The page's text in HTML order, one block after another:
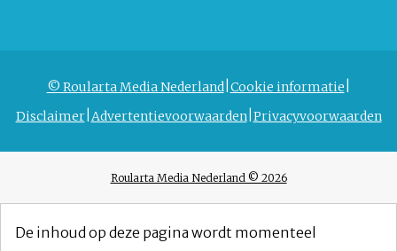
© Roularta Media Nederland Cookie informatie
Disclaimer Advertentievoorwaarden Privacyvoorwaarden
Roularta Media Nederland © 2026
De inhoud op deze pagina wordt momenteel